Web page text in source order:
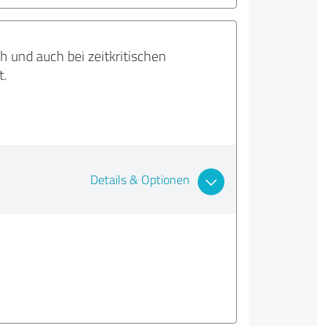
und auch bei zeitkritischen
Details & Optionen